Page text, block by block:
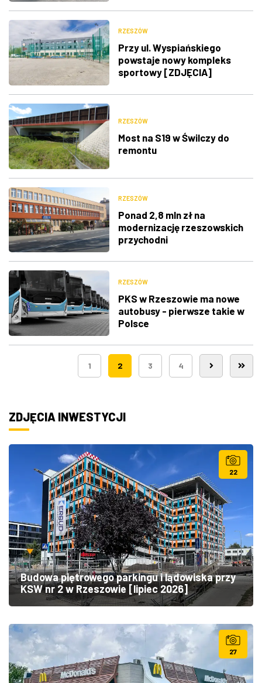
RZESZÓW
Przy ul. Wyspiańskiego
powstaje nowy kompleks
sportowy [ZDJĘCIA]
RZESZÓW
Most na S19 w Świlczy do
remontu
RZESZÓW
Ponad 2,8 mln zł na
modernizację rzeszowskich
przychodni
RZESZÓW
PKS w Rzeszowie ma nowe
autobusy - pierwsze takie w
Polsce
1 2 3 4
ZDJĘCIA INWESTYCJI
22
Budowa piętrowego parkingu i lądowiska przy
KSW nr 2 w Rzeszowie [lipiec 2026]
27